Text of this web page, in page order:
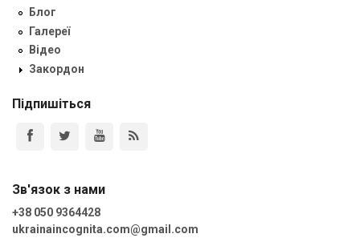
Блог
Галереї
Відео
Закордон
Підпишіться
Зв'язок з нами
+38 050 9364428
ukrainaincognita.com@gmail.com